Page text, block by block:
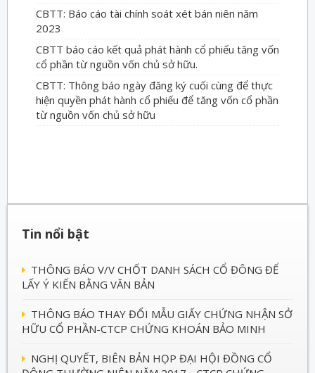
CBTT: Báo cáo tài chính soát xét bán niên năm
2023
CBTT báo cáo kết quả phát hành cổ phiếu tăng vốn
cổ phần từ nguồn vốn chủ sở hữu.
CBTT: Thông báo ngày đăng ký cuối cùng để thực
hiện quyền phát hành cổ phiếu để tăng vốn cổ phần
từ nguồn vốn chủ sở hữu
Tin nổi bật
THÔNG BÁO V/V CHỐT DANH SÁCH CỔ ĐÔNG ĐỂ
LẤY Ý KIẾN BẰNG VĂN BẢN
THÔNG BÁO THAY ĐỔI MẪU GIẤY CHỨNG NHẬN SỞ
HỮU CỔ PHẦN-CTCP CHỨNG KHOÁN BẢO MINH
NGHỊ QUYẾT, BIÊN BẢN HỌP ĐẠI HỘI ĐỒNG CỔ